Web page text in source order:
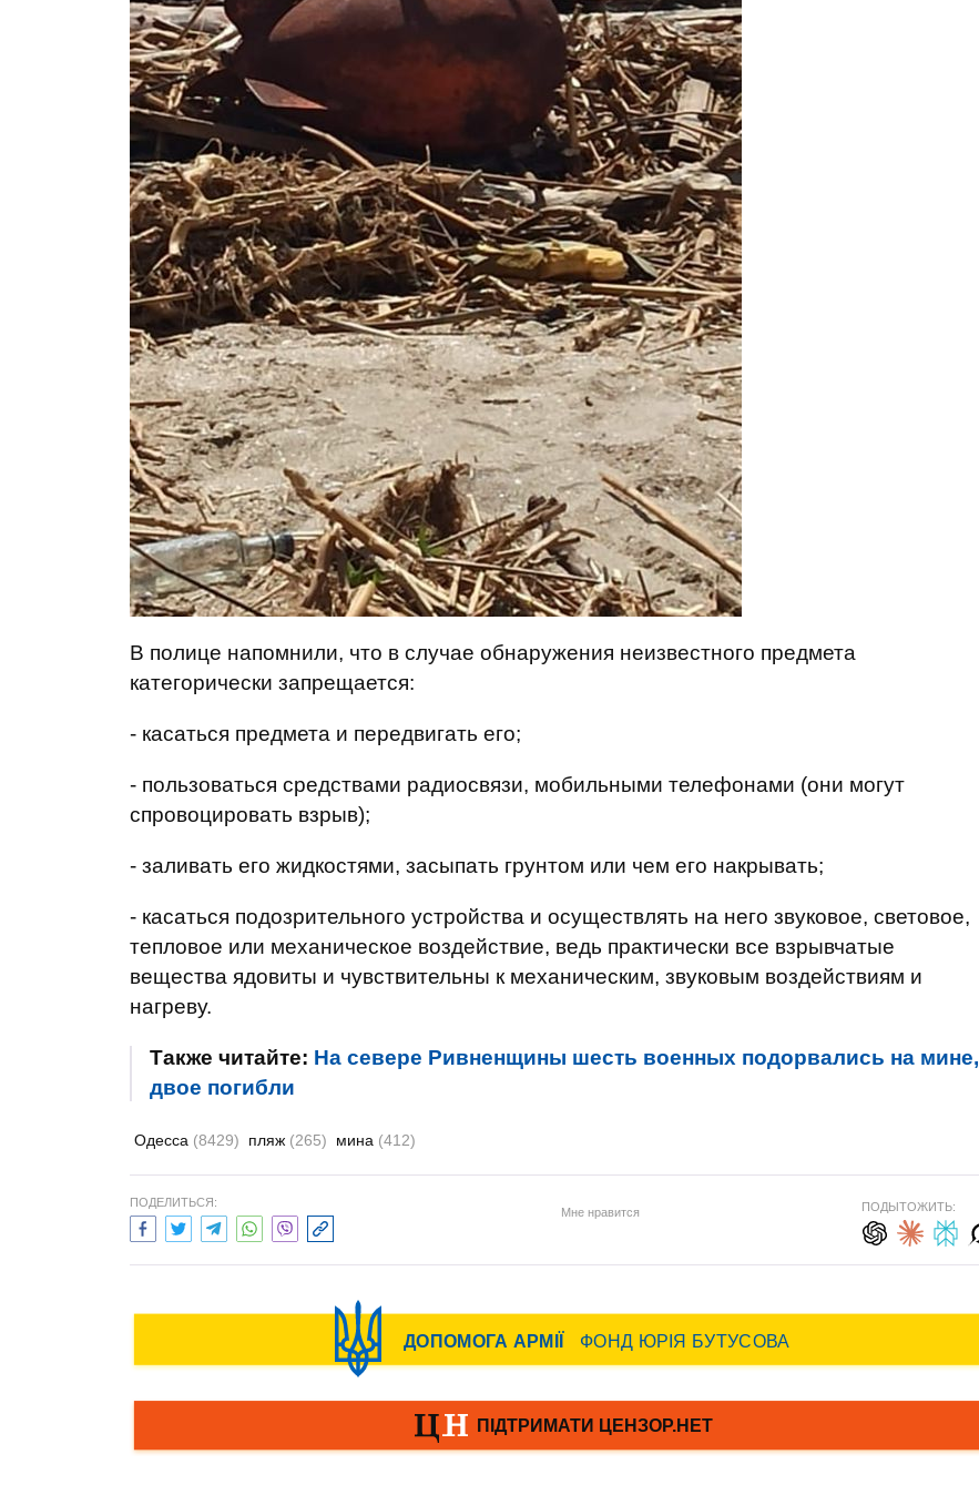
В полице напомнили, что в случае обнаружения неизвестного предмета
категорически запрещается:
- касаться предмета и передвигать его;
- пользоваться средствами радиосвязи, мобильными телефонами (они могут
спровоцировать взрыв);
- заливать его жидкостями, засыпать грунтом или чем его накрывать;
- касаться подозрительного устройства и осуществлять на него звуковое, световое,
тепловое или механическое воздействие, ведь практически все взрывчатые
вещества ядовиты и чувствительны к механическим, звуковым воздействиям и
нагреву.
Также читайте: На севере Ривненщины шесть военных подорвались на мине,
двое погибли
Одесса (8429) пляж (265) мина (412)
ПОДЕЛИТЬСЯ:
Мне нравится ПОДЫТОЖИТЬ: